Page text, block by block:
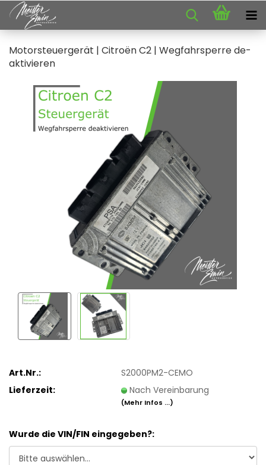
Mo­tor­steu­er­ge­rät | Citroën C2 | Weg­fahr­sper­re de­
ak­ti­vie­ren
Art.Nr.:
S2000PM2-CEMO
Lieferzeit:
Nach Vereinbarung
(Mehr Infos ...)
Wurde die VIN/FIN eingegeben?: